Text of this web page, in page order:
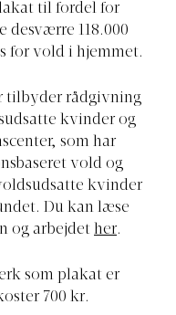
til fordel for
desværre 118.000
for vold i hjemmet.
tilbyder rådgivning
kvinder og
som har
vold og
kvinder
Du kan læse
og arbejdet her.
som plakat er
700 kr.